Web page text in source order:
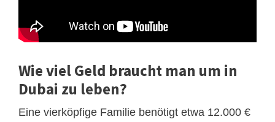
Wie viel Geld braucht man um in
Dubai zu leben?
Eine vierköpfige Familie benötigt etwa 12.000 €